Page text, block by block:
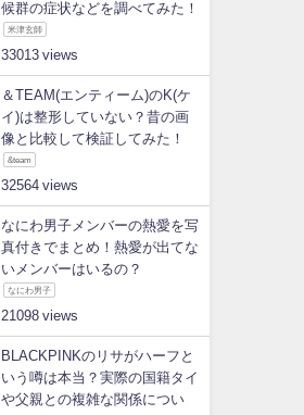
候群の症状などを調べてみた！
米津玄師
33013
＆TEAM(エンティーム)のK(ケ
イ)は整形していない？昔の画
像と比較して検証してみた！
&team
32564
なにわ男子メンバーの熱愛を写
真付きでまとめ！熱愛が出てな
いメンバーはいるの？
なにわ男子
21098
BLACKPINKのリサがハーフと
いう噂は本当？実際の国籍タイ
や父親との複雑な関係につい